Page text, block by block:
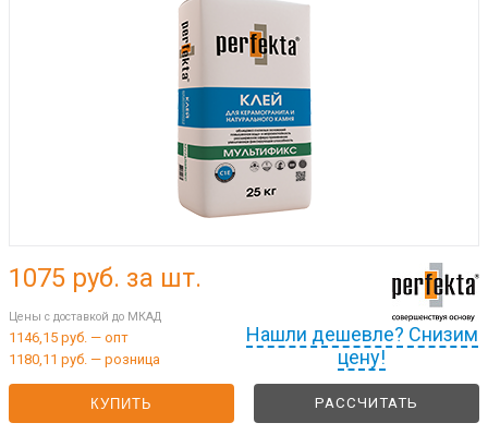
Нашли дешевле? Снизим
цену!
1075 руб. за шт.
Цены с доставкой до МКАД
1146,15 руб. — опт
1180,11 руб. — розница
КУПИТЬ РАССЧИТАТЬ